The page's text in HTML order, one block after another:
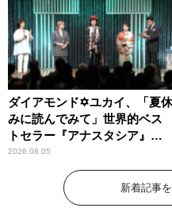
ダイアモンド✡ユカイ、「夏休
みに読んでみて」世界的ベス
トセラー『アナスタシア』を
紹介
2026.08.05
新着記事